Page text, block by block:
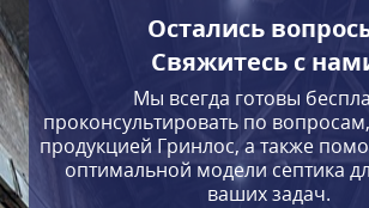
Остались
Свяжитесь с
Мы всегда готовы
проконсультировать по
продукцией Гринлос, а также
оптимальной модели септика
ваших задач.